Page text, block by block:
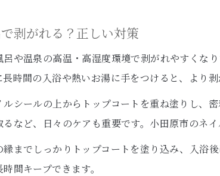
地元観光とネイルの両
観光中も輝くネイ
地元特産品を活用
小田原観光で映え
移動中もネイルが
旅行中のネイル
剥がれる？正しい対策
や温泉の高温・高湿度環境で剥がれやすくな
時間の入浴や熱いお湯に手をつけると、より剥
シールの上からトップコートを重ね塗りし、
など、日々のケアも重要です。小田原市のネ
までしっかりトップコートを塗り込み、入浴
間キープできます。